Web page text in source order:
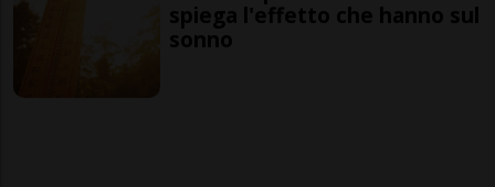
spiega l'effetto che hanno sul
sonno